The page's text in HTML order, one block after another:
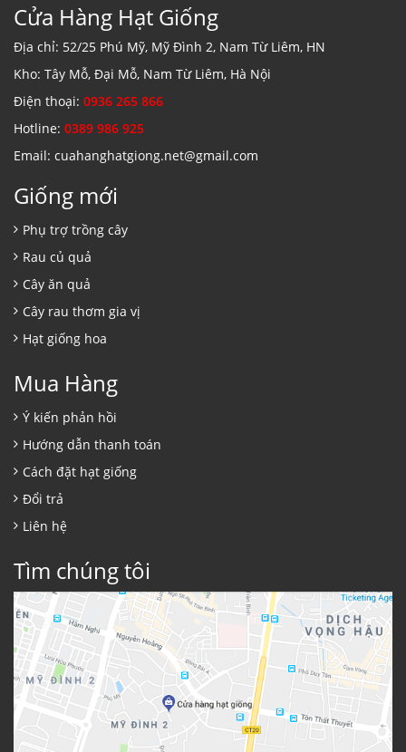
Cửa Hàng Hạt Giống
Địa chỉ: 52/25 Phú Mỹ, Mỹ Đình 2, Nam Từ Liêm, HN
Kho: Tây Mỗ, Đại Mỗ, Nam Từ Liêm, Hà Nội
Điện thoại: 0936 265 866
Hotline: 0389 986 925
Email: cuahanghatgiong.net@gmail.com
Giống mới
Phụ trợ trồng cây
Rau củ quả
Cây ăn quả
Cây rau thơm gia vị
Hạt giống hoa
Mua Hàng
Ý kiến phản hồi
Hướng dẫn thanh toán
Cách đặt hạt giống
Đổi trả
Liên hệ
Tìm chúng tôi